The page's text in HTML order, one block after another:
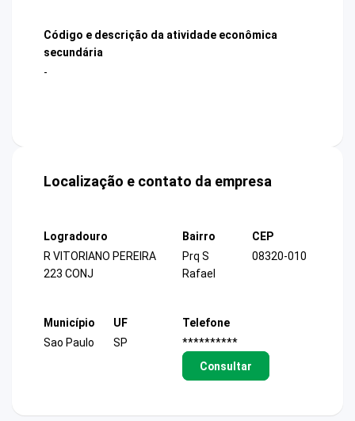
Código e descrição da atividade econômica
secundária
-
Localização e contato da empresa
Logradouro
R VITORIANO PEREIRA
223 CONJ
Bairro
Prq S
Rafael
CEP
08320-010
Município
Sao Paulo
UF
SP
Telefone
**********
Consultar